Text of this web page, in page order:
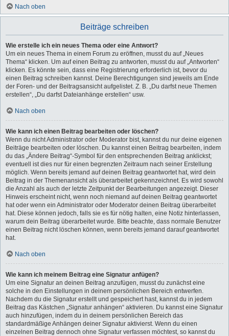
Nach oben
Beiträge schreiben
Wie erstelle ich ein neues Thema oder eine Antwort?
Um ein neues Thema in einem Forum zu eröffnen, musst du auf „Neues
Thema“ klicken. Um auf einen Beitrag zu antworten, musst du auf „Antworten“
klicken. Es könnte sein, dass eine Registrierung erforderlich ist, bevor du
einen Beitrag schreiben kannst. Deine Berechtigungen sind jeweils am Ende
der Foren- und der Beitragsansicht aufgelistet. Z. B. „Du darfst neue Themen
erstellen“, „Du darfst Dateianhänge erstellen“ usw.
Nach oben
Wie kann ich einen Beitrag bearbeiten oder löschen?
Wenn du nicht Administrator oder Moderator bist, kannst du nur deine eigenen
Beiträge bearbeiten oder löschen. Du kannst einen Beitrag bearbeiten, indem
du das „Ändere Beitrag“-Symbol für den entsprechenden Beitrag anklickst;
eventuell ist dies nur für einen begrenzten Zeitraum nach seiner Erstellung
möglich. Wenn bereits jemand auf deinen Beitrag geantwortet hat, wird dein
Beitrag in der Themenansicht als überarbeitet gekennzeichnet. Es wird sowohl
die Anzahl als auch der letzte Zeitpunkt der Bearbeitungen angezeigt. Dieser
Hinweis erscheint nicht, wenn noch niemand auf deinen Beitrag geantwortet
hat oder wenn ein Administrator oder Moderator deinen Beitrag überarbeitet
hat. Diese können jedoch, falls sie es für nötig halten, eine Notiz hinterlassen,
warum dein Beitrag überarbeitet wurde. Bitte beachte, dass normale Benutzer
einen Beitrag nicht löschen können, wenn bereits jemand darauf geantwortet
hat.
Nach oben
Wie kann ich meinem Beitrag eine Signatur anfügen?
Um eine Signatur an deinen Beitrag anzufügen, musst du zunächst eine
solche in den Einstellungen in deinem persönlichen Bereich entwerfen.
Nachdem du die Signatur erstellt und gespeichert hast, kannst du in jedem
Beitrag das Kästchen „Signatur anhängen“ aktivieren. Du kannst eine Signatur
auch hinzufügen, indem du in deinem persönlichen Bereich das
standardmäßige Anhängen deiner Signatur aktivierst. Wenn du einen
einzelnen Beitrag dennoch ohne Signatur verfassen möchtest, so kannst du